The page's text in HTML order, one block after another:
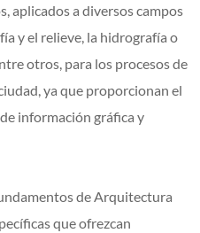
aplicados a diversos campos
y el relieve, la hidrografía o
otros, para los procesos de
ya que proporcionan el
información gráfica y
de Arquitectura
que ofrezcan